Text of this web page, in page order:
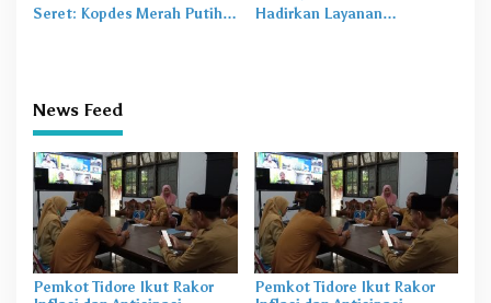
Seret: Kopdes Merah Putih
Hadirkan Layanan
News Feed
Pemkot Tidore Ikut Rakor
Pemkot Tidore Ikut Rakor